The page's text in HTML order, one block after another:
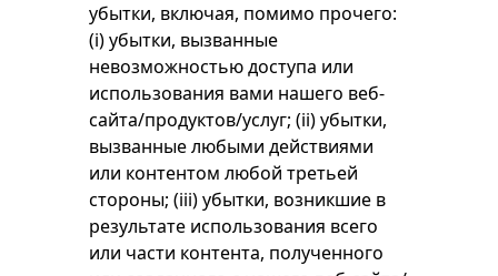
убытки, включая, помимо прочего:
(i) убытки, вызванные
невозможностью доступа или
использования вами нашего веб-
сайта/продуктов/услуг; (ii) убытки,
вызванные любыми действиями
или контентом любой третьей
стороны; (iii) убытки, возникшие в
результате использования всего
или части контента, полученного